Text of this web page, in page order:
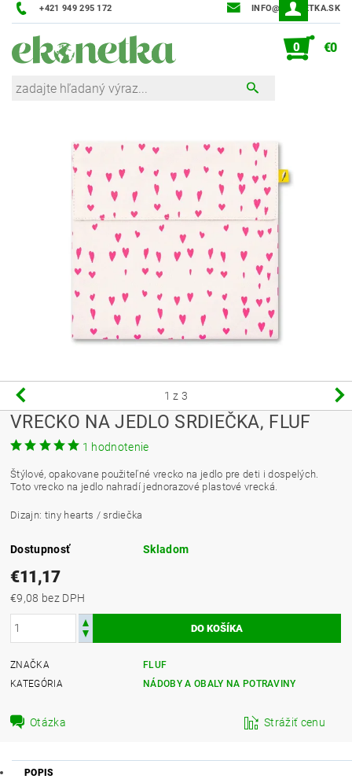
+421 949 295 172 INFO@EKONETKA.SK
0 €0
1 z 3
VRECKO NA JEDLO SRDIEČKA, FLUF
1 hodnotenie
Štýlové, opakovane použiteľné vrecko na jedlo pre deti i dospelých.
Toto vrecko na jedlo nahradí jednorazové plastové vrecká.
Dizajn: tiny hearts / srdiečka
Dostupnosť Skladom
€11,17
€9,08 bez DPH
ZNAČKA
FLUF
KATEGÓRIA
NÁDOBY A OBALY NA POTRAVINY
Otázka Strážiť cenu
POPIS